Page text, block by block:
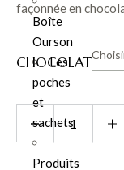
Boîte
Ourson
Les
poches
et
sachets
Produits
façonnée en
noisettes grillées.
imaginée par le
ville de Montpellier,
de chocolats raffinés.
CHOCOLAT